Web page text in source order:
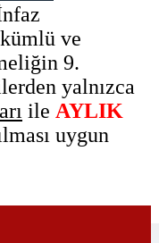
ve
9.
yalnızca
ile AYLIK
uygun